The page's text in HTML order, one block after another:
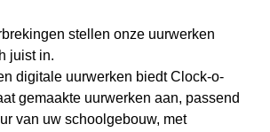
stellen onze uurwerken
juist in.
digitale uurwerken biedt Clock-o-
gemaakte uurwerken aan, passend
van uw schoolgebouw, met